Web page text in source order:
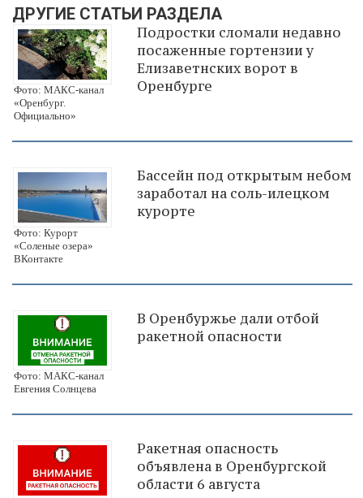
ДРУГИЕ СТАТЬИ РАЗДЕЛА
Фото: МАКС-канал
«Оренбург.
Официально»
Подростки сломали недавно
посаженные гортензии у
Елизаветнских ворот в
Оренбурге
Фото: Курорт
«Соленые озера»
ВКонтакте
Бассейн под открытым небом
заработал на соль-илецком
курорте
Фото: МАКС-канал
Евгения Солнцева
В Оренбуржье дали отбой
ракетной опасности
Ракетная опасность
объявлена в Оренбургской
области 6 августа